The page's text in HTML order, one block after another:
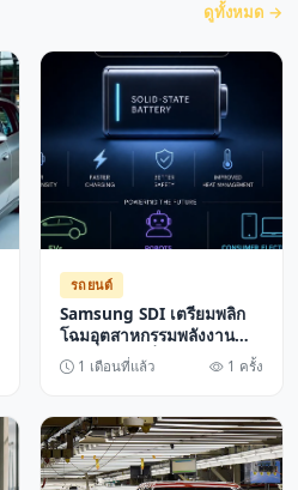
ดูทั้งหมด →
รถยนต์
Samsung SDI เตรียมพลิก
โฉมอุตสาหกรรมพลังงาน
ด้วยแบตเตอรี่โซลิดสเตต
กำหนดเป้าหมายผลิตเชิง
1 เดือนที่แล้ว 1 ครั้ง